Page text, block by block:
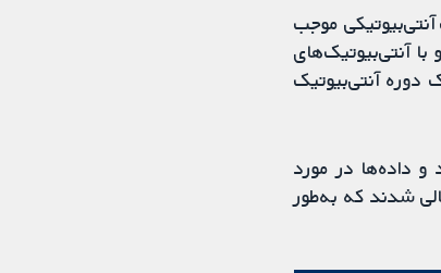
موجب
آنتی‌بیوتیک‌های
دوره آنتی‌بیوتیک
و داده‌ها در مورد
شدند که به‌طور